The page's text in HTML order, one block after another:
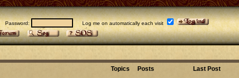
Password: Log me on automatically each visit
Topics Posts
Last Post